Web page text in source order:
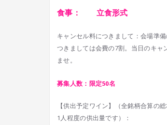
食事： 立食形式
キャンセル料につきまして：会場準
つきましては会費の7割。当日のキャ
ませ。
募集人数：限定50名
【供出予定ワイン】（全銘柄合算の
1人程度の供出量です）：